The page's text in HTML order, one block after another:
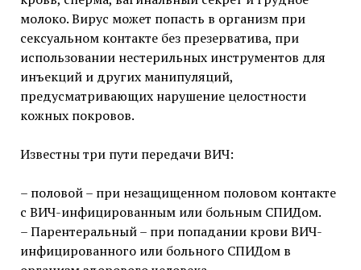
молоко. Вирус может попасть в организм при
сексуальном контакте без презерватива, при
использовании нестерильных инструментов для
инъекций и других манипуляций,
предусматривающих нарушение целостности
кожных покровов.
Известны три пути передачи ВИЧ:
– половой – при незащищенном половом контакте
с ВИЧ-инфицированным или больным СПИДом.
– Парентеральный – при попадании крови ВИЧ-
инфицированного или больного СПИДом в